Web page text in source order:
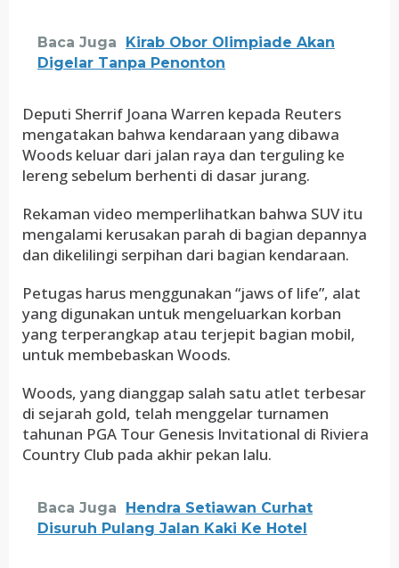
Baca Juga
Kirab Obor Olimpiade Akan
Digelar Tanpa Penonton
Deputi Sherrif Joana Warren kepada Reuters
mengatakan bahwa kendaraan yang dibawa
Woods keluar dari jalan raya dan terguling ke
lereng sebelum berhenti di dasar jurang.
Rekaman video memperlihatkan bahwa SUV itu
mengalami kerusakan parah di bagian depannya
dan dikelilingi serpihan dari bagian kendaraan.
Petugas harus menggunakan “jaws of life”, alat
yang digunakan untuk mengeluarkan korban
yang terperangkap atau terjepit bagian mobil,
untuk membebaskan Woods.
Woods, yang dianggap salah satu atlet terbesar
di sejarah gold, telah menggelar turnamen
tahunan PGA Tour Genesis Invitational di Riviera
Country Club pada akhir pekan lalu.
Baca Juga
Hendra Setiawan Curhat
Disuruh Pulang Jalan Kaki Ke Hotel